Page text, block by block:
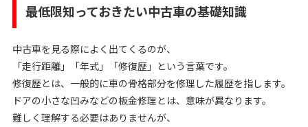
最低限知っておきたい中古車の基礎知識
中古車を見る際によく出てくるのが、
「走行距離」「年式」「修復歴」という言葉です。
修復歴とは、一般的に車の骨格部分を修理した履歴を指します。
ドアの小さな凹みなどの板金修理とは、意味が異なります。
難しく理解する必要はありませんが、